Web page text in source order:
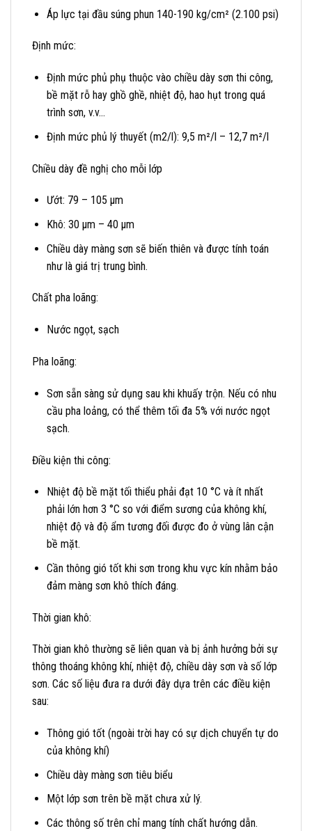
Áp lực tại đầu súng phun 140-190 kg/cm² (2.100 psi)
Định mức:
Định mức phủ phụ thuộc vào chiều dày sơn thi công,
bề mặt rỗ hay ghồ ghề, nhiệt độ, hao hụt trong quá
trình sơn, v.v…
Định mức phủ lý thuyết (m2/l): 9,5 m²/l – 12,7 m²/l
Chiều dày đề nghị cho mỗi lớp
Ướt: 79 – 105 µm
Khô: 30 µm – 40 µm
Chiều dày màng sơn sẽ biến thiên và được tính toán
như là giá trị trung bình.
Chất pha loãng:
Nước ngọt, sạch
Pha loãng:
Sơn sẵn sàng sử dụng sau khi khuấy trộn. Nếu có nhu
cầu pha loảng, có thể thêm tối đa 5% với nước ngọt
sạch.
Điều kiện thi công:
Nhiệt độ bề mặt tối thiểu phải đạt 10 °C và ít nhất
phải lớn hơn 3 °C so với điểm sương của không khí,
nhiệt độ và độ ẩm tương đối được đo ở vùng lân cận
bề mặt.
Cần thông gió tốt khi sơn trong khu vực kín nhằm bảo
đảm màng sơn khô thích đáng.
Thời gian khô:
Thời gian khô thường sẽ liên quan và bị ảnh hưởng bởi sự
thông thoáng không khí, nhiệt độ, chiều dày sơn và số lớp
sơn. Các số liệu đưa ra dưới đây dựa trên các điều kiện
sau:
Thông gió tốt (ngoài trời hay có sự dịch chuyển tự do
của không khí)
Chiều dày màng sơn tiêu biểu
Một lớp sơn trên bề mặt chưa xử lý.
Các thông số trên chỉ mang tính chất hướng dẫn.